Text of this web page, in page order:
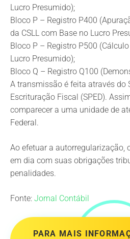
Lucro Presumido);
Bloco P – Registro P400
da CSLL com Base no Lucro
Bloco P – Registro P500
Lucro Presumido);
Bloco Q – Registro Q100
A transmissão é feita através do
Escrituração Fiscal (SPED).
comparecer a uma unidade de
Federal.
Ao efetuar a autorregularização,
em dia com suas obrigações
penalidades.
Fonte: Jornal Contábil
PARA MAIS